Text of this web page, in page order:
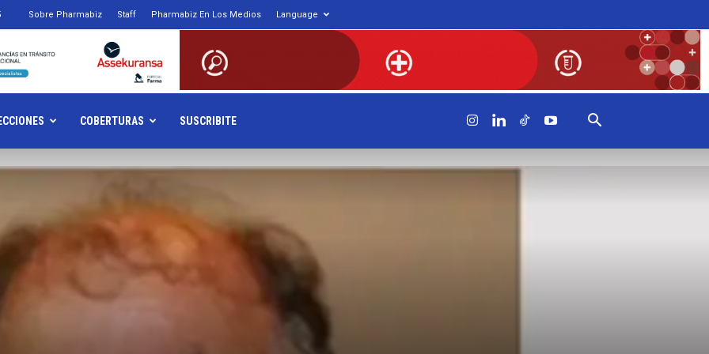
Sobre Pharmabiz Staff Pharmabiz En Los Medios Language
COBERTURAS SUSCRIBITE